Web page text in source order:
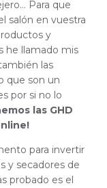
Para que
salón en vuestra
y
he llamado mis
las
que son un
por si no lo
las GHD
para invertir
y secadores de
probado es el